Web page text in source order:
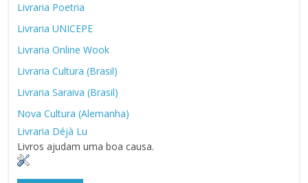
Livraria Poetria
Livraria UNICEPE
Livraria Online Wook
Livraria Cultura (Brasil)
Livraria Saraiva (Brasil)
Nova Cultura (Alemanha)
Livraria Déjà Lu
Livros ajudam uma boa causa.